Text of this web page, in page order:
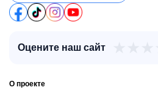
Оцените наш сайт
О проекте